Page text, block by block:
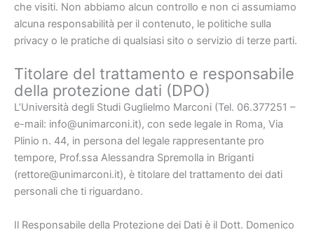
che visiti. Non abbiamo alcun controllo e non ci assumiamo
alcuna responsabilità per il contenuto, le politiche sulla
privacy o le pratiche di qualsiasi sito o servizio di terze parti.
Titolare del trattamento e responsabile
della protezione dati (DPO)
L’Università degli Studi Guglielmo Marconi (Tel. 06.377251 –
e-mail: info@unimarconi.it), con sede legale in Roma, Via
Plinio n. 44, in persona del legale rappresentante pro
tempore, Prof.ssa Alessandra Spremolla in Briganti
(rettore@unimarconi.it), è titolare del trattamento dei dati
personali che ti riguardano.
Il Responsabile della Protezione dei Dati è il Dott. Domenico